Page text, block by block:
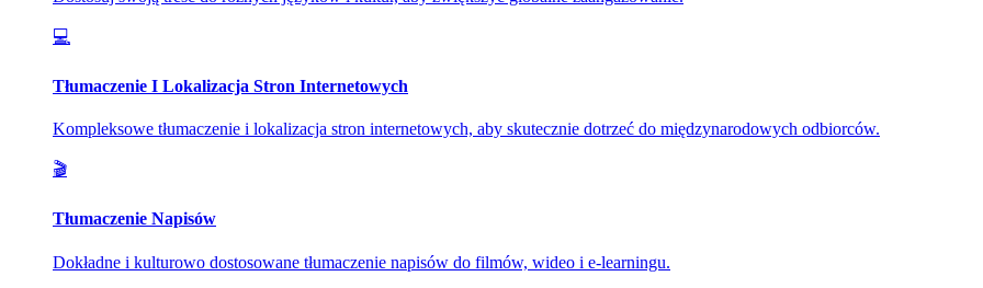
💻
Tłumaczenie I Lokalizacja Stron Internetowych
Kompleksowe tłumaczenie i lokalizacja stron internetowych, aby skutecznie dotrzeć do międzynarodowych odbiorców.
🎬
Tłumaczenie Napisów
Dokładne i kulturowo dostosowane tłumaczenie napisów do filmów, wideo i e-learningu.